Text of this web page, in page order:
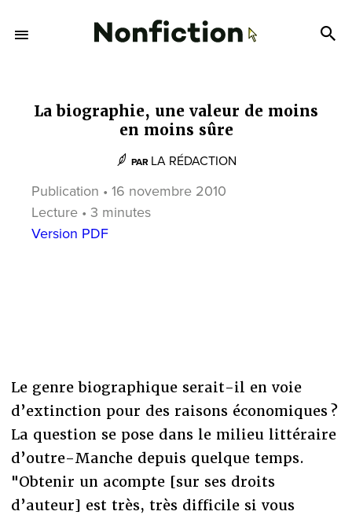
La biographie, une valeur de moins
en moins sûre
PAR LA RÉDACTION
Publication • 16 novembre 2010
Lecture • 3 minutes
Version PDF
Le genre biographique serait-il en voie
d’extinction pour des raisons économiques ?
La question se pose dans le milieu littéraire
d’outre-Manche depuis quelque temps.
"Obtenir un acompte [sur ses droits
d’auteur] est très, très difficile si vous